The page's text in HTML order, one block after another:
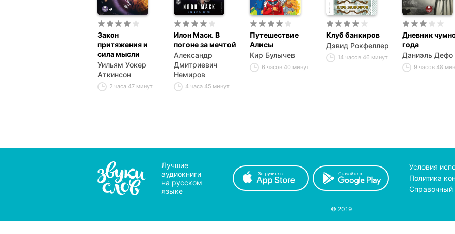
Закон
притяжения и
сила мысли
Уильям Уокер
Аткинсон
2 часа 47 минут
Илон Маск. В
погоне за мечтой
Александр
Дмитриевич
Немиров
4 часа 45 минут
Путешествие
Алисы
Кир Булычев
6 часов 40 минут
Клуб банкиров
Дэвид Рокфеллер
14 часов 46 минут
Дневник
года
Даниэль Дефо
9 часов 48
Лучшие
аудиокниги
на русском
языке
Условия
Политика
Справочный
© 2019